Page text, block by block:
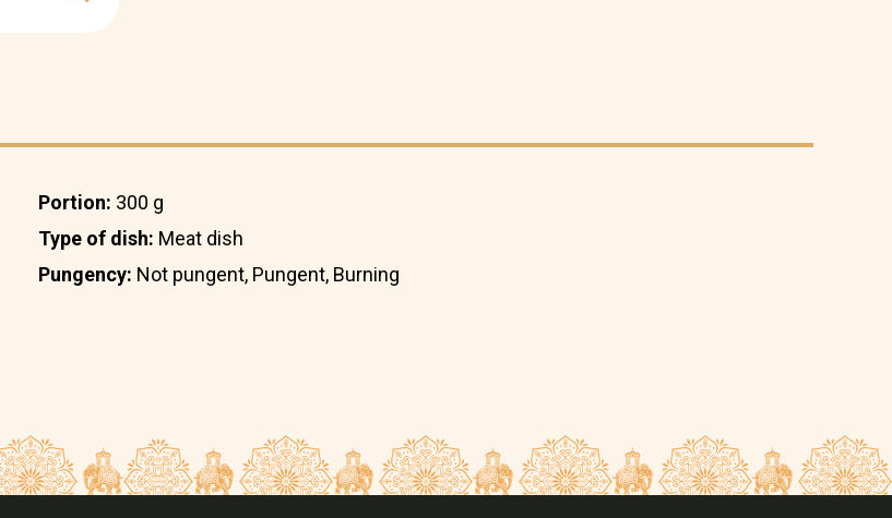
Portion: 300 g
Type of dish: Meat dish
Pungency: Not pungent, Pungent, Burning